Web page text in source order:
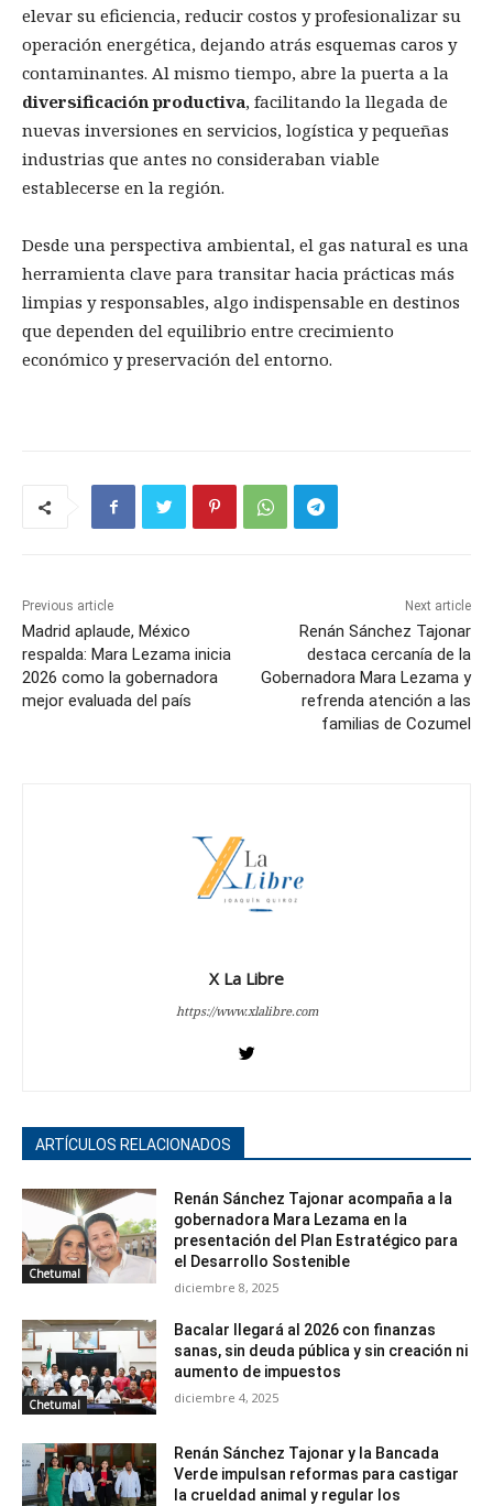
elevar su eficiencia, reducir costos y profesionalizar su
operación energética, dejando atrás esquemas caros y
contaminantes. Al mismo tiempo, abre la puerta a la
diversificación productiva, facilitando la llegada de
nuevas inversiones en servicios, logística y pequeñas
industrias que antes no consideraban viable
establecerse en la región.
Desde una perspectiva ambiental, el gas natural es una
herramienta clave para transitar hacia prácticas más
limpias y responsables, algo indispensable en destinos
que dependen del equilibrio entre crecimiento
económico y preservación del entorno.
Previous article
Madrid aplaude, México
respalda: Mara Lezama inicia
2026 como la gobernadora
mejor evaluada del país
Next article
Renán Sánchez Tajonar
destaca cercanía de la
Gobernadora Mara Lezama y
refrenda atención a las
familias de Cozumel
X La Libre
https://www.xlalibre.com
ARTÍCULOS RELACIONADOS
Chetumal
Renán Sánchez Tajonar acompaña a la
gobernadora Mara Lezama en la
presentación del Plan Estratégico para
el Desarrollo Sostenible
diciembre 8, 2025
Chetumal
Bacalar llegará al 2026 con finanzas
sanas, sin deuda pública y sin creación ni
aumento de impuestos
diciembre 4, 2025
Renán Sánchez Tajonar y la Bancada
Verde impulsan reformas para castigar
la crueldad animal y regular los